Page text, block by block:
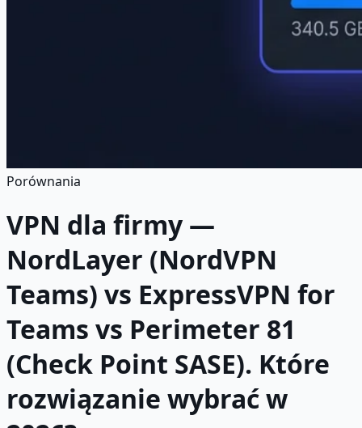
Porównania
VPN dla firmy —
NordLayer (NordVPN
Teams) vs ExpressVPN for
Teams vs Perimeter 81
(Check Point SASE). Które
rozwiązanie wybrać w